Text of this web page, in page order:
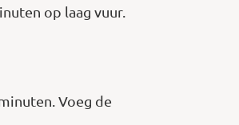
op laag vuur.
Voeg de